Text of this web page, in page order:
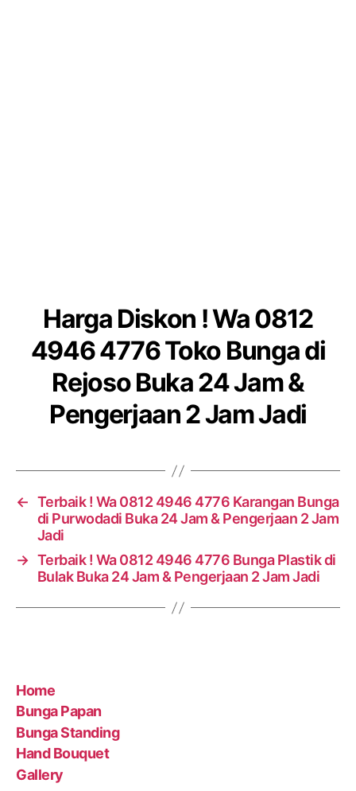
Harga Diskon ! Wa 0812
4946 4776 Toko Bunga di
Rejoso Buka 24 Jam &
Pengerjaan 2 Jam Jadi
← Terbaik ! Wa 0812 4946 4776 Karangan Bunga
di Purwodadi Buka 24 Jam & Pengerjaan 2 Jam
Jadi
→ Terbaik ! Wa 0812 4946 4776 Bunga Plastik di
Bulak Buka 24 Jam & Pengerjaan 2 Jam Jadi
Home
Bunga Papan
Bunga Standing
Hand Bouquet
Gallery